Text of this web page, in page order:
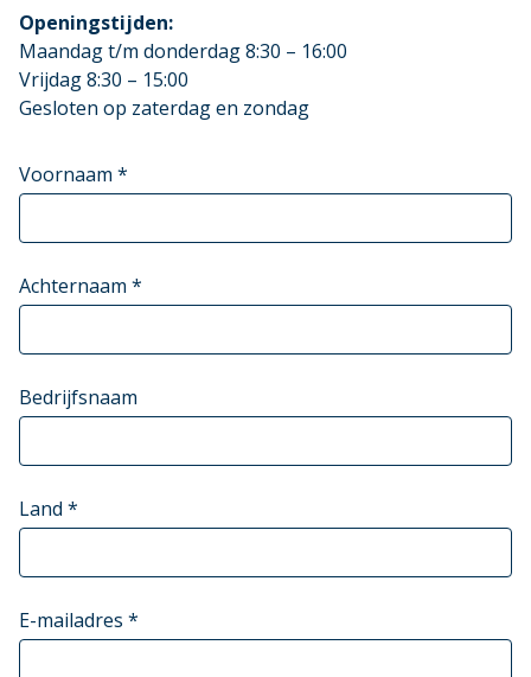
Openingstijden:
Maandag t/m donderdag 8:30 – 16:00
Vrijdag 8:30 – 15:00
Gesloten op zaterdag en zondag
Voornaam *
Achternaam *
Bedrijfsnaam
Land *
E-mailadres *